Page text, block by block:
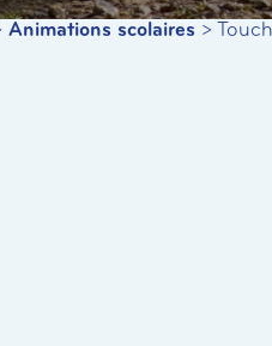
Animations scolaires >